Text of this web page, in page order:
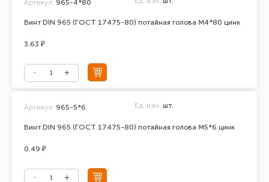
Винт DIN 965 (ГОСТ 17475-80) потайная голова М4*80 цинк
Артикул: 965-4*80
3.63 ₽
Винт DIN 965 (ГОСТ 17475-80) потайная голова М5*6 цинк
Артикул: 965-5*6 Ед. изм. шт.
0.49 ₽